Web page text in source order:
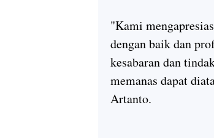
"Kami
dengan baik dan
kesabaran dan
memanas dapat
Artanto.